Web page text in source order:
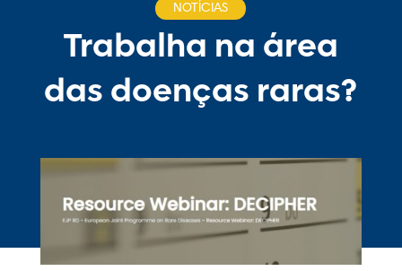
NOTÍCIAS
Trabalha na área
das doenças raras?